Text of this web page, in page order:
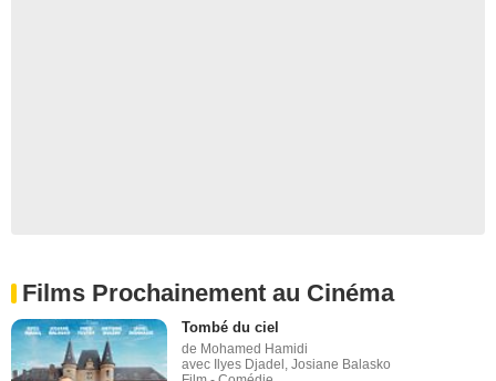
Films Prochainement au Cinéma
Tombé du ciel
de Mohamed Hamidi
avec Ilyes Djadel, Josiane Balasko